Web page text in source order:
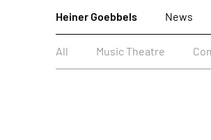
Heiner Goebbels News
All Music Theatre